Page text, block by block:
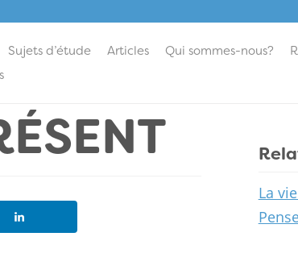
Sujets d’étude Articles Qui sommes-nous?
La